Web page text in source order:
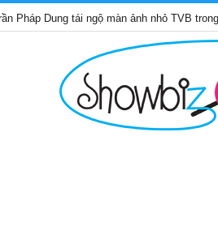
tái ngộ màn ảnh nhỏ TVB trong phim